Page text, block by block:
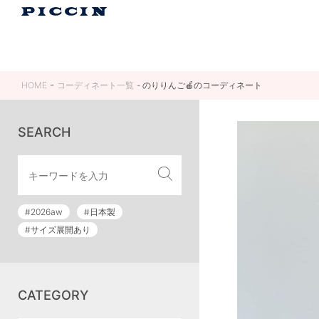
HOME コーディネート一覧 のりりんご🍎のコーディネート
SEARCH
#2026aw
#日本製
#サイズ展開あり
CATEGORY